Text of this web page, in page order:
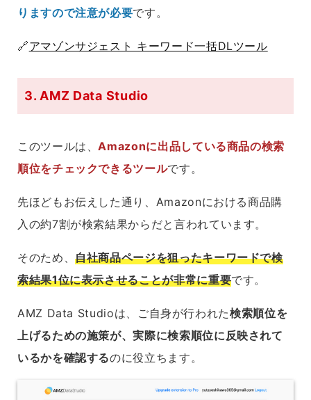
りますので注意が必要です。
🔗アマゾンサジェスト キーワード一括DLツール
3. AMZ Data Studio
このツールは、Amazonに出品している商品の検索
順位をチェックできるツールです。
先ほどもお伝えした通り、Amazonにおける商品購
入の約7割が検索結果からだと言われています。
そのため、自社商品ページを狙ったキーワードで検
索結果1位に表示させることが非常に重要です。
AMZ Data Studioは、ご自身が行われた検索順位を
上げるための施策が、実際に検索順位に反映されて
いるかを確認するのに役立ちます。